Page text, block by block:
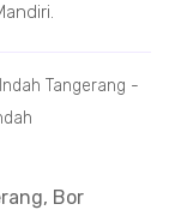
Tangerang -
Bor